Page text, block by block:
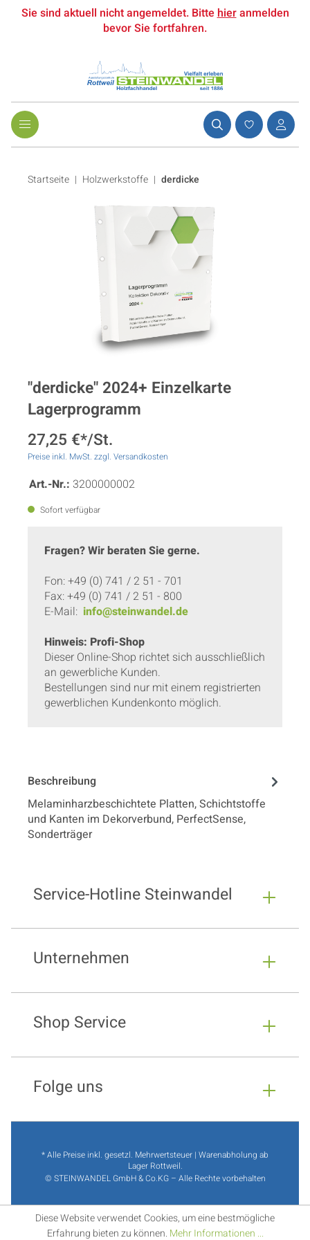
Sie sind aktuell nicht angemeldet. Bittehieranmelden
bevor Sie fortfahren.
Startseite Holzwerkstoffe | derdicke
"derdicke" 2024+ Einzelkarte
Lagerprogramm
27,25 €*/St.
Preise inkl. MwSt. zzgl. Versandkosten
Art.-Nr.: 3200000002
Sofort verfügbar
Fragen? Wir beraten Sie gerne.
Fon: +49 (0) 741 / 2 51 - 701
Fax: +49 (0) 741 / 2 51 - 800
E-Mail: info@steinwandel.de
Hinweis: Profi-Shop
Dieser Online-Shop richtet sich ausschließlich
an gewerbliche Kunden.
Bestellungen sind nur mit einem registrierten
gewerblichen Kundenkonto möglich.
Beschreibung
Melaminharzbeschichtete Platten, Schichtstoffe
und Kanten im Dekorverbund, PerfectSense,
Sonderträger
Service-Hotline Steinwandel
Unternehmen
Shop Service
Folge uns
* Alle Preise inkl. gesetzl. Mehrwertsteuer | Warenabholung ab
Lager Rottweil.
© STEINWANDEL GmbH & Co.KG – Alle Rechte vorbehalten
Diese Website verwendet Cookies, um eine bestmögliche
Erfahrung bieten zu können. Mehr Informationen ...